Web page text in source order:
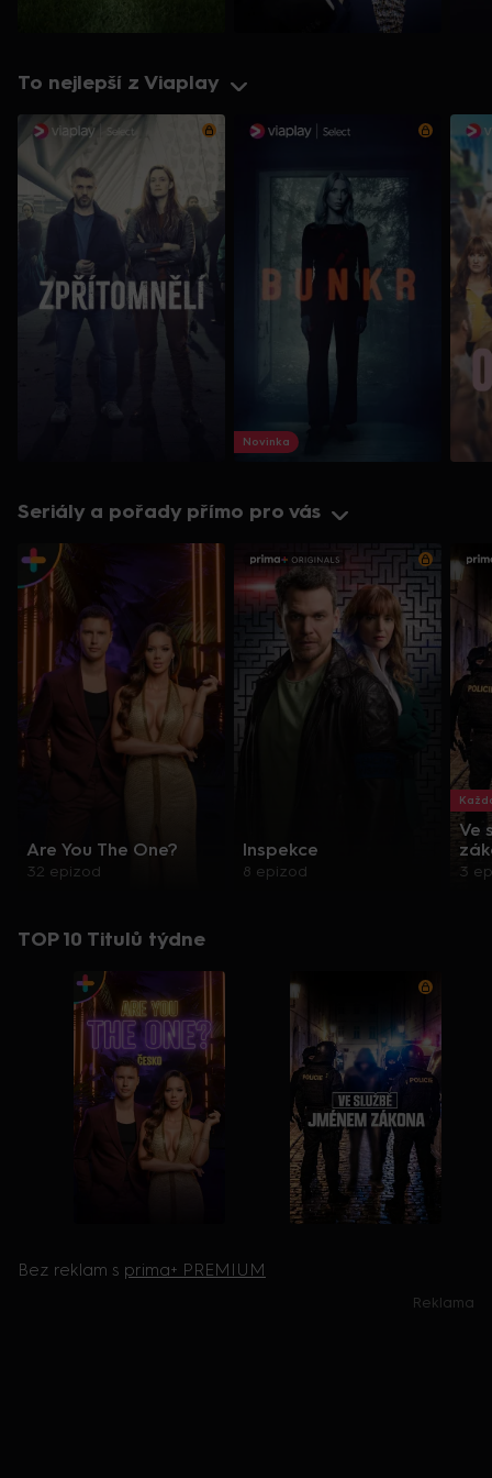
To nejlepší z Viaplay
Novinka
Seriály a pořady přímo pro vás
Are You The One?
32 epizod
Inspekce
8 epizod
Ve
3
TOP 10 Titulů týdne
Bez reklam s prima+ PREMIUM
Reklama